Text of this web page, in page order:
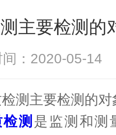
主要检测的
间：2020-05-
主要检测的对
测 是监测和测